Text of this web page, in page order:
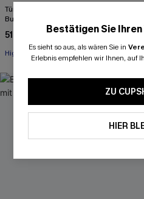
Türkises High-Waist Neckholder-
Bustier-Bikini-Set
51,00 €
High waist
-
Bestätigen Sie
Es sieht so aus, als wären Sie in
Erlebnis empfehlen wir Ihnen, auf
ZU
HIER